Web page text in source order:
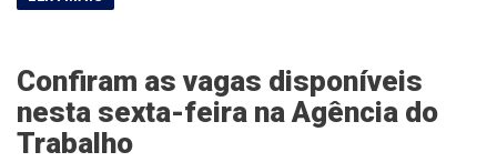
Confiram as vagas disponíveis
nesta sexta-feira na Agência do
Trabalho